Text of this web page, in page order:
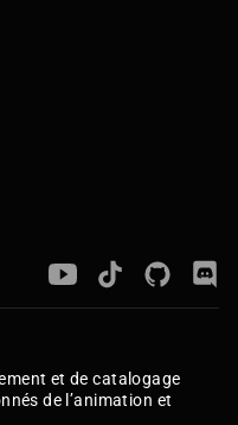
et de catalogage
de l’animation et